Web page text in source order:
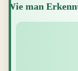
Wie man